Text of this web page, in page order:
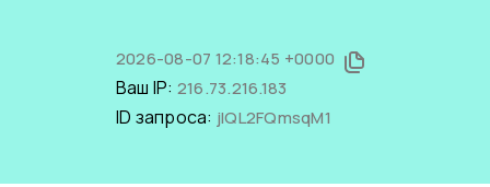
2026-08-07 12:18:45 +0000
Ваш IP: 216.73.216.183
ID запроса: jIQL2FQmsqM1